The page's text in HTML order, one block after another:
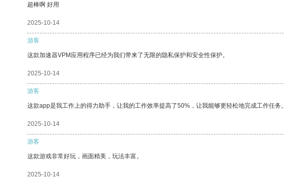
超棒啊 好用
2025-10-14
游客
这款加速器VPM应用程序已经为我们带来了无限的隐私保护和安全性保护。
2025-10-14
游客
这款app是我工作上的得力助手，让我的工作效率提高了50%，让我能够更轻松地完成工作任务。
2025-10-14
游客
这款游戏非常好玩，画面精美，玩法丰富。
2025-10-14